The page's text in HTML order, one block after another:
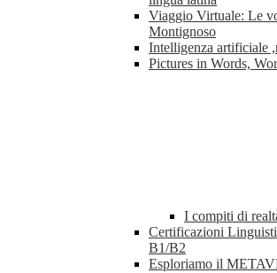
Viaggio Virtuale: Le
Montignoso
Intelligenza artificiale
Pictures in Words,
I compiti di
Certificazioni
B1/B2
Esploriamo il